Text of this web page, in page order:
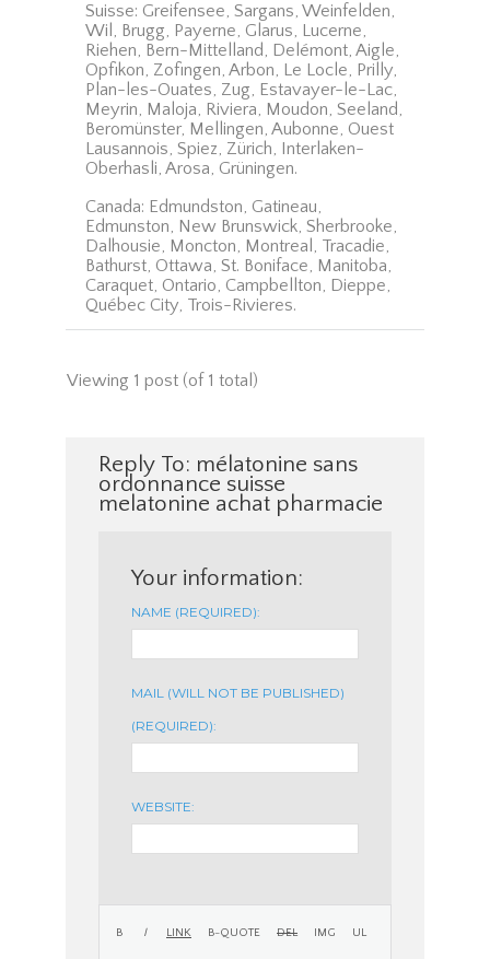
Suisse: Greifensee, Sargans, Weinfelden,
Wil, Brugg, Payerne, Glarus, Lucerne,
Riehen, Bern-Mittelland, Delémont, Aigle,
Opfikon, Zofingen, Arbon, Le Locle, Prilly,
Plan-les-Ouates, Zug, Estavayer-le-Lac,
Meyrin, Maloja, Riviera, Moudon, Seeland,
Beromünster, Mellingen, Aubonne, Ouest
Lausannois, Spiez, Zürich, Interlaken-
Oberhasli, Arosa, Grüningen.
Canada: Edmundston, Gatineau,
Edmunston, New Brunswick, Sherbrooke,
Dalhousie, Moncton, Montreal, Tracadie,
Bathurst, Ottawa, St. Boniface, Manitoba,
Caraquet, Ontario, Campbellton, Dieppe,
Québec City, Trois-Rivieres.
Viewing 1 post (of 1 total)
Reply To: mélatonine sans
ordonnance suisse
melatonine achat pharmacie
Your information:
NAME (REQUIRED):
MAIL (WILL NOT BE PUBLISHED)
(REQUIRED):
WEBSITE: